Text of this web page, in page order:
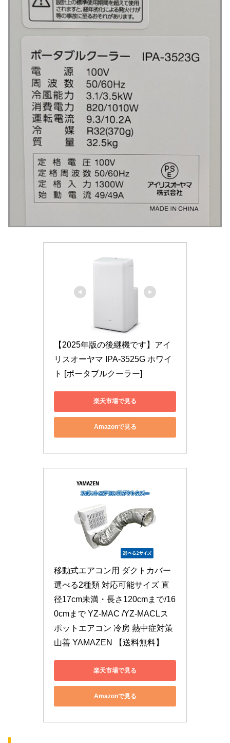
【2025年版の後継機です】アイ
リスオーヤマ IPA-3525G ホワイ
ト [ポータブルクーラー]
楽天市場で見る
Amazonで見る
移動式エアコン用 ダクトカバー
選べる2種類 対応可能サイズ 直
径17cm未満・長さ120cmまで/16
0cmまで YZ-MAC /YZ-MACLス
ポットエアコン 冷房 熱中症対策
山善 YAMAZEN 【送料無料】
楽天市場で見る
Amazonで見る